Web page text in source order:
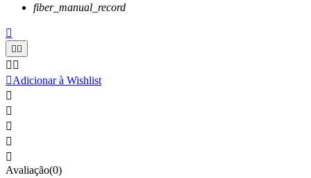
fiber_manual_record

 
 
Adicionar à Wishlist





Avaliação(0)